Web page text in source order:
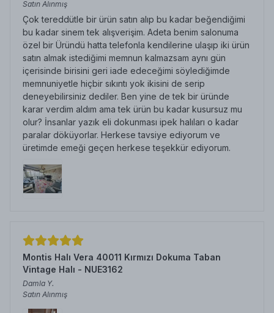
Satın Alınmış
Çok tereddütle bir ürün satın alıp bu kadar beğendiğimi
bu kadar sinem tek alışverişim. Adeta benim salonuma
özel bir Üründü hatta telefonla kendilerine ulaşıp iki ürün
satın almak istediğimi memnun kalmazsam aynı gün
içerisinde birisini geri iade edeceğimi söylediğimde
memnuniyetle hiçbir sıkıntı yok ikisini de serip
deneyebilirsiniz dediler. Ben yine de tek bir üründe
karar verdim aldım ama tek ürün bu kadar kusursuz mu
olur? İnsanlar yazık eli dokunması ipek halıları o kadar
paralar döküyorlar. Herkese tavsiye ediyorum ve
üretimde emeği geçen herkese teşekkür ediyorum.
Montis Halı Vera 40011 Kırmızı Dokuma Taban
Vintage Halı - NUE3162
Damla Y.
Satın Alınmış